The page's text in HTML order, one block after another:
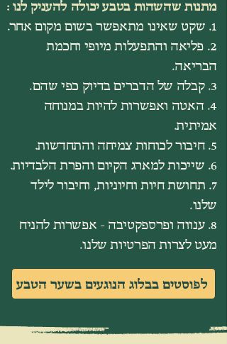
מתנות שהשהות בטבע יכולה להעניק לנו :
1. שקט שאינו מתאפשר בשום מקום אחר.
2. פליאה והתפעלות מיופי וחכמת
הבריאה.
3. קבלה של הדברים בדיוק כפי שהם.
4. האטה ואפשרות להיות במנוחה
אמיתית.
5. חיבור לכוחות צמיחה והתחדשות.
6. שייכות למארג הקיום והפרת הלבדיות.
7. תחושת חיות וחיוניות, וחיבור לילד
שלנו.
8. ענווה ופרספקטיבה - אפשרות להניח
מעט לצרות הפרטיות שלנו.
לפוסטים בבלוג הנוגעים בשער הטבע